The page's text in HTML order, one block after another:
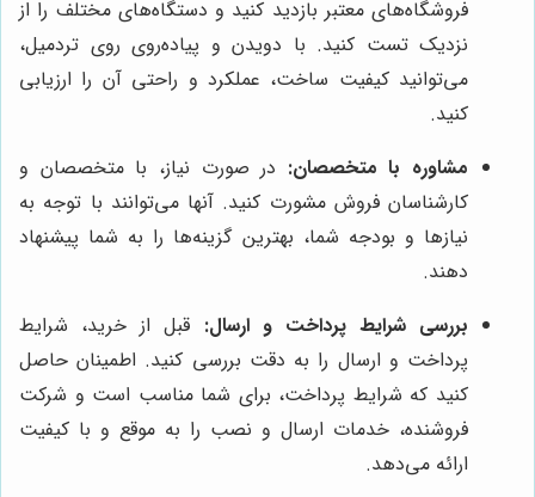
فروشگاه‌های معتبر بازدید کنید و دستگاه‌های مختلف را از
نزدیک تست کنید. با دویدن و پیاده‌روی روی تردمیل،
می‌توانید کیفیت ساخت، عملکرد و راحتی آن را ارزیابی
کنید.
مشاوره با متخصصان: در صورت نیاز، با متخصصان و
کارشناسان فروش مشورت کنید. آنها می‌توانند با توجه به
نیازها و بودجه شما، بهترین گزینه‌ها را به شما پیشنهاد
دهند.
بررسی شرایط پرداخت و ارسال: قبل از خرید، شرایط
پرداخت و ارسال را به دقت بررسی کنید. اطمینان حاصل
کنید که شرایط پرداخت، برای شما مناسب است و شرکت
فروشنده، خدمات ارسال و نصب را به موقع و با کیفیت
ارائه می‌دهد.